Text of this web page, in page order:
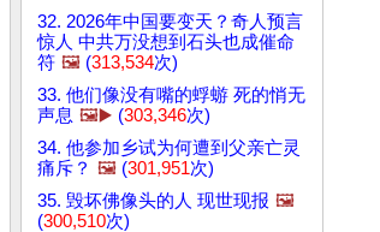
32. 2026年中国要变天？奇人预言
惊人 中共万没想到石头也成催命
符 🖼️ (313,534次)
33. 他们像没有嘴的蜉蝣 死的悄无
声息 🖼️▶️ (303,346次)
34. 他参加乡试为何遭到父亲亡灵
痛斥？ 🖼️ (301,951次)
35. 毁坏佛像头的人 现世现报 🖼️
(300,510次)